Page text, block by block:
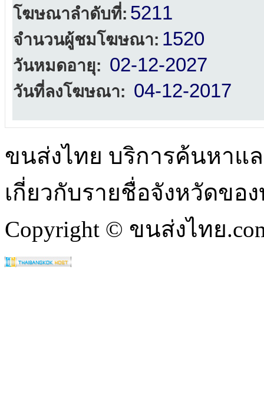
โฆษณาลำดับที่: 5211
จำนวนผู้ชมโฆษณา: 1520
วันหมดอายุ: 02-12-2027
วันที่ลงโฆษณา: 04-12-2017
ขนส่งไทย บริการค้นหาแ
เกี่ยวกับรายชื่อจังหวัดขอ
Copyright © ขนส่งไทย